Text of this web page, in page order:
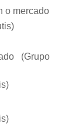
o mercado
(Grupo